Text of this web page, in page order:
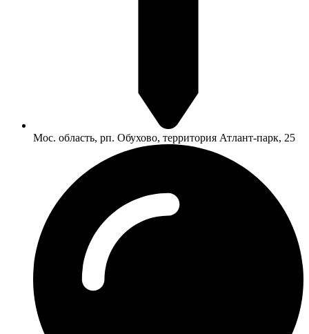
Мос. область, рп. Обухово, территория Атлант-парк, 25